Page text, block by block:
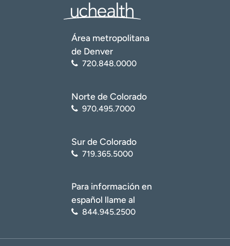
Área metropolitana
de Denver
720.848.0000
Norte de Colorado
970.495.7000
Sur de Colorado
719.365.5000
Para información en
español llame al
844.945.2500